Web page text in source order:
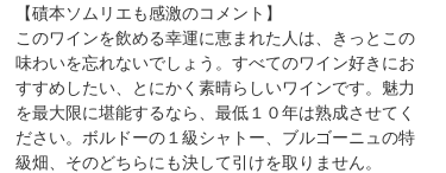
【磧本ソムリエも感激のコメント】
このワインを飲める幸運に恵まれた人は、きっとこの
味わいを忘れないでしょう。すべてのワイン好きにお
すすめしたい、とにかく素晴らしいワインです。魅力
を最大限に堪能するなら、最低１０年は熟成させてく
ださい。ボルドーの１級シャトー、ブルゴーニュの特
級畑、そのどちらにも決して引けを取りません。